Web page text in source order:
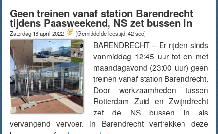
Geen treinen vanaf station Barendrecht
tijdens Paasweekend, NS zet bussen in
Zaterdag 16 april 2022 (Gemiddelde leestijd: 42 sec)
BARENDRECHT – Er rijden sinds
vanmiddag 12:45 uur tot en met
maandagavond (23:00 uur) geen
treinen vanaf station Barendrecht.
Door werkzaamheden tussen
Rotterdam Zuid en Zwijndrecht
zet de NS bussen in als
vervangend vervoer. In Barendrecht vertrekken deze